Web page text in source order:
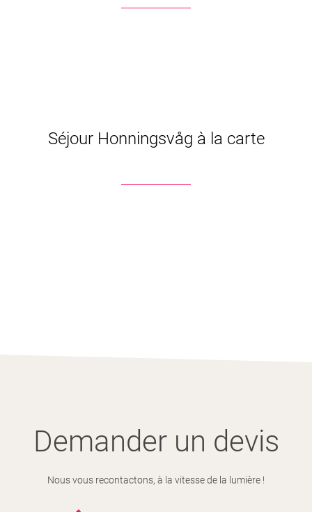
Séjour Honningsvåg à la carte
Demander un devis
Nous vous recontactons, à la vitesse de la lumière !